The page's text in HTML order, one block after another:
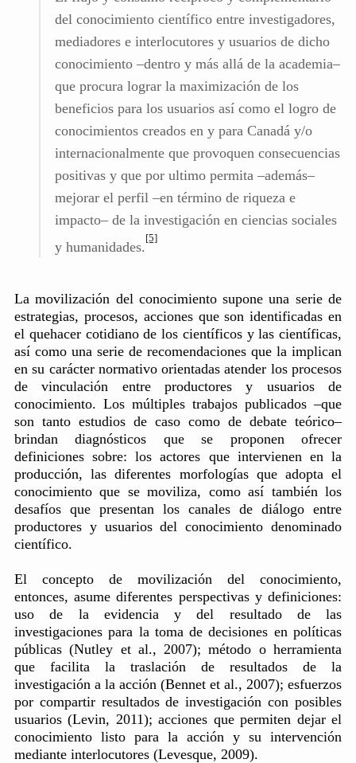
del conocimiento científico entre investigadores,
mediadores e interlocutores y usuarios de dicho
conocimiento –dentro y más allá de la academia–
que procura lograr la maximización de los
beneficios para los usuarios así como el logro de
conocimientos creados en y para Canadá y/o
internacionalmente que provoquen consecuencias
positivas y que por ultimo permita –además–
mejorar el perfil –en término de riqueza e
impacto– de la investigación en ciencias sociales
y humanidades.
[5]
La movilización del conocimiento supone una serie de
estrategias, procesos, acciones que son identificadas en
el quehacer cotidiano de los científicos y las científicas,
así como una serie de recomendaciones que la implican
en su carácter normativo orientadas atender los procesos
de vinculación entre productores y usuarios de
conocimiento. Los múltiples trabajos publicados –que
son tanto estudios de caso como de debate teórico–
brindan diagnósticos que se proponen ofrecer
definiciones sobre: los actores que intervienen en la
producción, las diferentes morfologías que adopta el
conocimiento que se moviliza, como así también los
desafíos que presentan los canales de diálogo entre
productores y usuarios del conocimiento denominado
científico.
El concepto de movilización del conocimiento,
entonces, asume diferentes perspectivas y definiciones:
uso de la evidencia y del resultado de las
investigaciones para la toma de decisiones en políticas
públicas (Nutley et al., 2007); método o herramienta
que facilita la traslación de resultados de la
investigación a la acción (Bennet et al., 2007); esfuerzos
por compartir resultados de investigación con posibles
usuarios (Levin, 2011); acciones que permiten dejar el
conocimiento listo para la acción y su intervención
mediante interlocutores (Levesque, 2009).